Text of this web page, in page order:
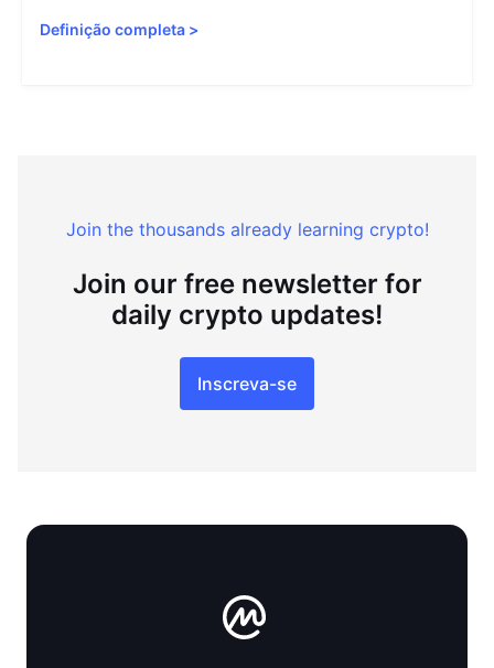
Definição completa >
Join the thousands already learning crypto!
Join our free newsletter for
daily crypto updates!
Inscreva-se